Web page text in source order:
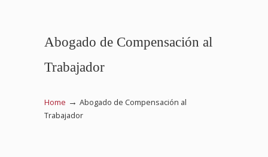
Abogado de Compensación al
Trabajador
Home → Abogado de Compensación al
Trabajador